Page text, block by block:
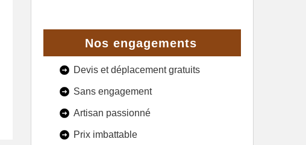
Nos engagements
Devis et déplacement gratuits
Sans engagement
Artisan passionné
Prix imbattable